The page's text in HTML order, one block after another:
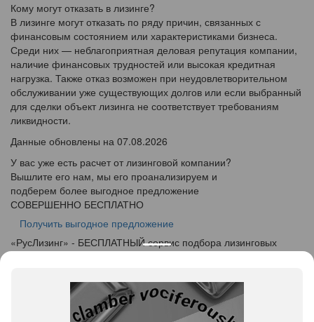
Кому могут отказать в лизинге?
В лизинге могут отказать по ряду причин, связанных с
финансовым состоянием или характеристиками бизнеса.
Среди них — неблагоприятная деловая репутация компании,
наличие финансовых трудностей или высокая кредитная
нагрузка. Также отказ возможен при неудовлетворительном
обслуживании уже существующих долгов или если выбранный
для сделки объект лизинга не соответствует требованиям
ликвидности.
Данные обновлены на 07.08.2026
У вас уже есть расчет от лизинговой компании?
Вышлите его нам, мы его проанализируем и
подберем более выгодное предложение
СОВЕРШЕННО БЕСПЛАТНО
Получить выгодное предложение
«РусЛизинг» - БЕСПЛАТНЫЙ сервис подбора лизинговых
+7 (495) 103-49-76
424000, Республика Марий Эл, г. Йошкар-Ола, ул. Советская